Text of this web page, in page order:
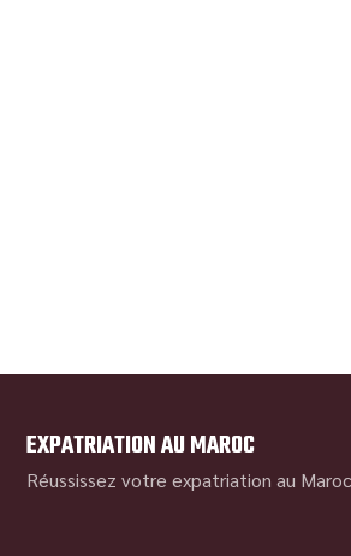
EXPATRIATION AU MAROC
Réussissez votre expatriation au